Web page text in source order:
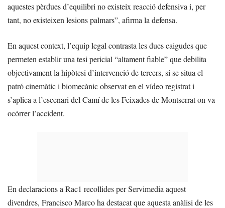
aquestes pèrdues d’equilibri no existeix reacció defensiva i, per
tant, no existeixen lesions palmars”, afirma la defensa.
En aquest context, l’equip legal contrasta les dues caigudes que
permeten establir una tesi pericial “altament fiable” que debilita
objectivament la hipòtesi d’intervenció de tercers, si se situa el
patró cinemàtic i biomecànic observat en el vídeo registrat i
s’aplica a l’escenari del Camí de les Feixades de Montserrat on va
ocórrer l’accident.
En declaracions a Rac1 recollides per Servimedia aquest
divendres, Francisco Marco ha destacat que aquesta anàlisi de les